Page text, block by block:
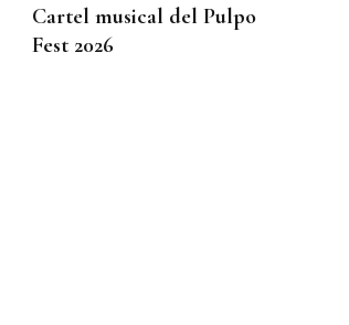
Cartel musical del Pulpo
Fest 2026